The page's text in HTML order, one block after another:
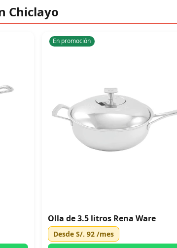
Chiclayo
En promoción
Olla de 3.5 litros Rena Ware
Desde S/. 92/mes